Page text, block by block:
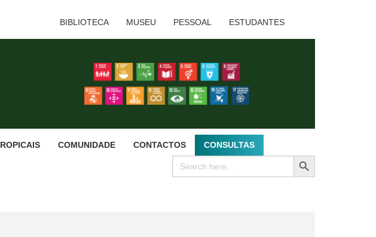
BIBLIOTECA MUSEU PESSOAL ESTUDANTES
COMUNIDADE CONTACTOS CONSULTAS
Search
for:
SEARCH BUTTON